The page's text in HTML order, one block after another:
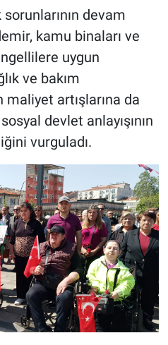
devam
kamu binaları ve
uygun
ve bakım
artışlarına da
devlet anlayışının
vurguladı.